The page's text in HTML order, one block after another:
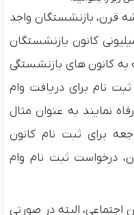
قرن، بازنشستگان واجد
شرایط دریافت و ثبت نام وام ۳۰ میلیونی کانون⁧ بازنشستگان
به کانون های بازنشستگی
نام برای دریافت وام
نمایند به عنوان مثال
برای ثبت نام کانون
درخواست ثبت نام وام
اجتماعی، البته در صورتی